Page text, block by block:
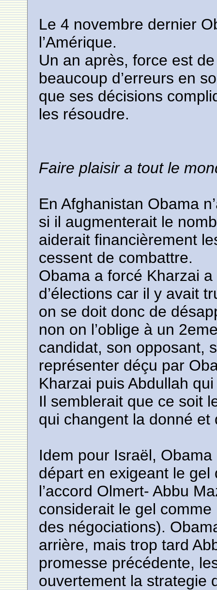
Le 4 novembre dernier
l’Amérique.
Un an après, force est
beaucoup d’erreurs en
que ses décisions
les résoudre.
Faire plaisir a tout le
En Afghanistan Obama
si il augmenterait le
aiderait financièrement
cessent de combattre.
Obama a forcé Kharzai
d’élections car il y avait
on se doit donc de
non on l’oblige à un
candidat, son opposant,
représenter déçu par
Kharzai puis Abdullah
Il semblerait que ce soit
qui changent la donné et
Idem pour Israël,
départ en exigeant le
l’accord Olmert- Abbu
considerait le gel
des négociations).
arrière, mais trop tard
promesse précédente,
ouvertement la strategie